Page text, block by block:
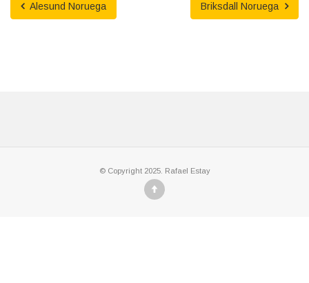
Alesund Noruega Briksdall Noruega
© Copyright 2025. Rafael Estay